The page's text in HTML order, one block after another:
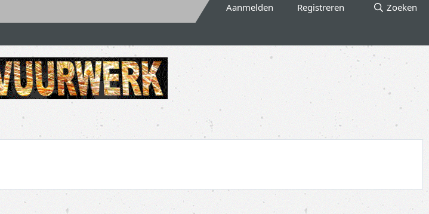
Aanmelden Registreren Zoeken